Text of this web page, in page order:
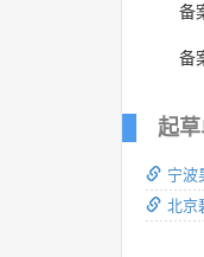
备
备
起
宁波
北京